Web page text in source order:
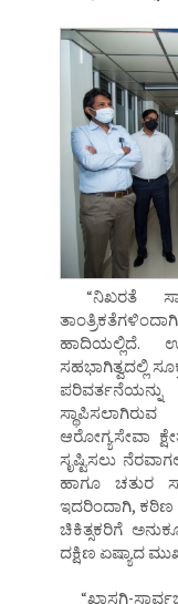
“ನಿಖರತೆ
ಹಾದಿಯಲ್ಲಿದೆ.
ಸಹಭಾಗಿತ್ವದಲ್ಲಿ
ಪರಿವರ್ತನೆಯನ್ನು
ಆರೋಗ್ಯಸೇವಾ
ಸೃಷ್ಟಿಸಲು
ಹಾಗೂ ಚತುರ
ಇದರಿಂದಾಗಿ, ಕಠಿಣ
ಚಿಕಿತ್ಸಕರಿಗೆ
ದಕ್ಷಿಣ ಏಷ್ಯಾದ
“ಖಾಸಗಿ-